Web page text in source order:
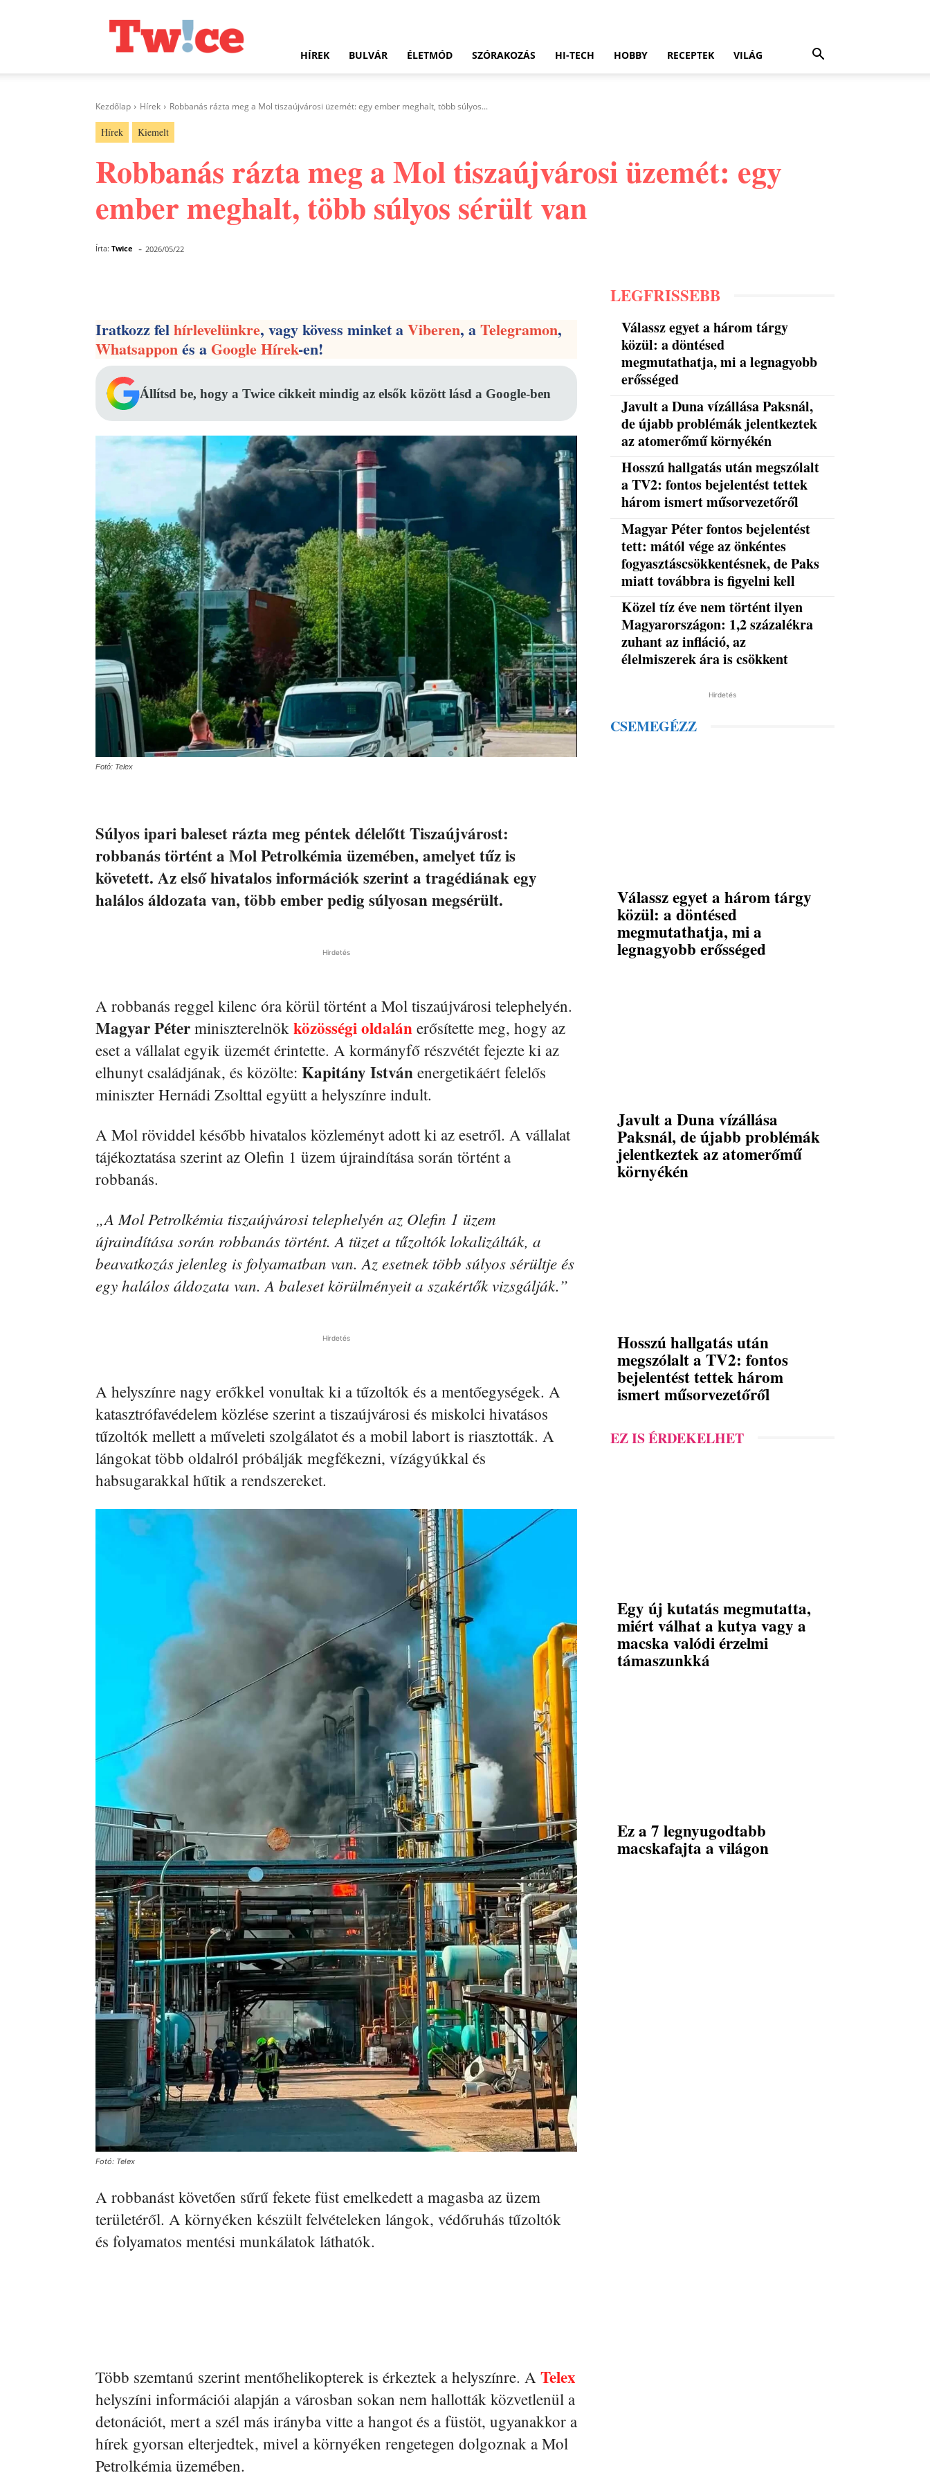
HÍREK BULVÁR ÉLETMÓD SZÓRAKOZÁS HI-TECH HOBBY RECEPTEK VILÁG
Kezdőlap Hírek Robbanás rázta meg a Mol tiszaújvárosi üzemét: egy ember meghalt, több súlyos...
Hírek Kiemelt
Robbanás rázta meg a Mol tiszaújvárosi üzemét: egy
ember meghalt, több súlyos sérült van
Írta: Twice - 2026/05/22
Iratkozz felhírlevelünkre, vagy kövess minket aViberen, aTelegramon,
Whatsapponés aGoogle Hírek-en!
Állítsd be, hogy a Twice cikkeit mindig az elsők között lásd a Google-ben
Fotó: Telex
Súlyos ipari baleset rázta meg péntek délelőtt Tiszaújvárost:
robbanás történt a Mol Petrolkémia üzemében, amelyet tűz is
követett. Az első hivatalos információk szerint a tragédiának egy
halálos áldozata van, több ember pedig súlyosan megsérült.
Hirdetés
A robbanás reggel kilenc óra körül történt a Mol tiszaújvárosi telephelyén.
Magyar Péter miniszterelnök közösségi oldalán erősítette meg, hogy az
eset a vállalat egyik üzemét érintette. A kormányfő részvétét fejezte ki az
elhunyt családjának, és közölte: Kapitány István energetikáért felelős
miniszter Hernádi Zsolttal együtt a helyszínre indult.
A Mol röviddel később hivatalos közleményt adott ki az esetről. A vállalat
tájékoztatása szerint az Olefin 1 üzem újraindítása során történt a
robbanás.
„A Mol Petrolkémia tiszaújvárosi telephelyén az Olefin 1 üzem
újraindítása során robbanás történt. A tüzet a tűzoltók lokalizálták, a
beavatkozás jelenleg is folyamatban van. Az esetnek több súlyos sérültje és
egy halálos áldozata van. A baleset körülményeit a szakértők vizsgálják.”
Hirdetés
A helyszínre nagy erőkkel vonultak ki a tűzoltók és a mentőegységek. A
katasztrófavédelem közlése szerint a tiszaújvárosi és miskolci hivatásos
tűzoltók mellett a műveleti szolgálatot és a mobil labort is riasztották. A
lángokat több oldalról próbálják megfékezni, vízágyúkkal és
habsugarakkal hűtik a rendszereket.
Fotó: Telex
A robbanást követően sűrű fekete füst emelkedett a magasba az üzem
területéről. A környéken készült felvételeken lángok, védőruhás tűzoltók
és folyamatos mentési munkálatok láthatók.
Több szemtanú szerint mentőhelikopterek is érkeztek a helyszínre. A Telex
helyszíni információi alapján a városban sokan nem hallották közvetlenül a
detonációt, mert a szél más irányba vitte a hangot és a füstöt, ugyanakkor a
hírek gyorsan elterjedtek, mivel a környéken rengetegen dolgoznak a Mol
Petrolkémia üzemében.
LEGFRISSEBB
Válassz egyet a három tárgy
közül: a döntésed
megmutathatja, mi a legnagyobb
erősséged
Javult a Duna vízállása Paksnál,
de újabb problémák jelentkeztek
az atomerőmű környékén
Hosszú hallgatás után megszólalt
a TV2: fontos bejelentést tettek
három ismert műsorvezetőről
Magyar Péter fontos bejelentést
tett: mától vége az önkéntes
fogyasztáscsökkentésnek, de Paks
miatt továbbra is figyelni kell
Közel tíz éve nem történt ilyen
Magyarországon: 1,2 százalékra
zuhant az infláció, az
élelmiszerek ára is csökkent
Hirdetés
CSEMEGÉZZ
Válassz egyet a három tárgy
közül: a döntésed
megmutathatja, mi a
legnagyobb erősséged
Javult a Duna vízállása
Paksnál, de újabb problémák
jelentkeztek az atomerőmű
környékén
Hosszú hallgatás után
megszólalt a TV2: fontos
bejelentést tettek három
ismert műsorvezetőről
EZ IS ÉRDEKELHET
Egy új kutatás megmutatta,
miért válhat a kutya vagy a
macska valódi érzelmi
támaszunkká
Ez a 7 legnyugodtabb
macskafajta a világon